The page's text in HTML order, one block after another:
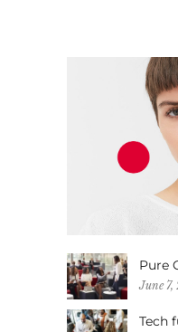
Pure
June 7,
Tech